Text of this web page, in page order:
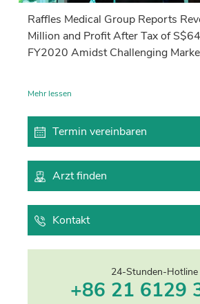
Raffles Medical Group Reports
Million and Profit After Tax of
FY2020 Amidst Challenging
Mehr lessen
Termin vereinbaren
Arzt finden
Kontakt
24-Stunden-Hotline
+86 21 6129